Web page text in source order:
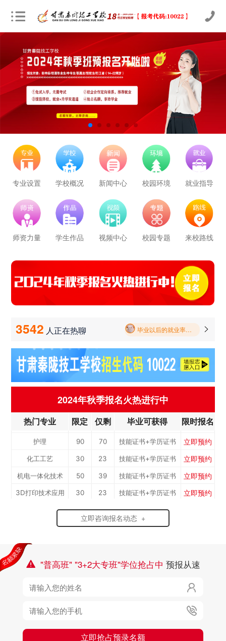
专业设置 学校概况 新闻中心 校园环境 就业指导
师资力量 学生作品 视频中心 校园专题 来校路线
3542 人正在热聊
学校里面的漂亮女孩子多不多呀
报名要带哪些东西
学校环境怎么样啊 视频上看上去还挺不 错的 有实地去看过的么
学校里面的漂亮女孩子多不多呀
报名要带哪些东西

2024年秋季报名火热进行中
热门专业 限定 仅剩 毕业可获得 限时报名
农业机械运维 30 23 技能证书+学历证书 立即预约
通信运营服务 30 23 技能证书+学历证书 立即预约
计算机应用与维修 50 39 技能证书+学历证书 立即预约
幼儿教育 150 117 技能证书+学历证书 立即预约
轨道交通车辆运检 50 39 技能证书+学历证书 立即预约
立即预约
公路施工与养护 30 23 技能证书+学历证书 立即预约
立即预约
工业机器人运维 50
电子技术应用 39 技能证书+学历证书
美容美发 50 39 技能证书+学历证书 立即预约
烹饪(中西式面点) 40 31 技能证书+学历证书 立即预约
烹饪(中式烹调) 40 31 技能证书+学历证书
健康服务与管理 40 31 技能证书+学历证书 立即预约
护理 90 70 技能证书+学历证书 立即预约
化工工艺 30 23 技能证书+学历证书 立即预约
机电一体化技术 50 39 技能证书+学历证书 立即预约
3D打印技术应用 30 23 技能证书+学历证书 立即预约
数控加工(数控车 50 39 技能证书+学历证书
30 23 技能证书+学历证书
消防工程技术
农业机械运维 立即预约
计算机应用与维修 50 立即预约
幼儿教育 150 立即预约
立即预约
立即咨询报名动态 +
 "普高班" "3+2大专班"学位抢占中 预报从速


立即抢占预录名额